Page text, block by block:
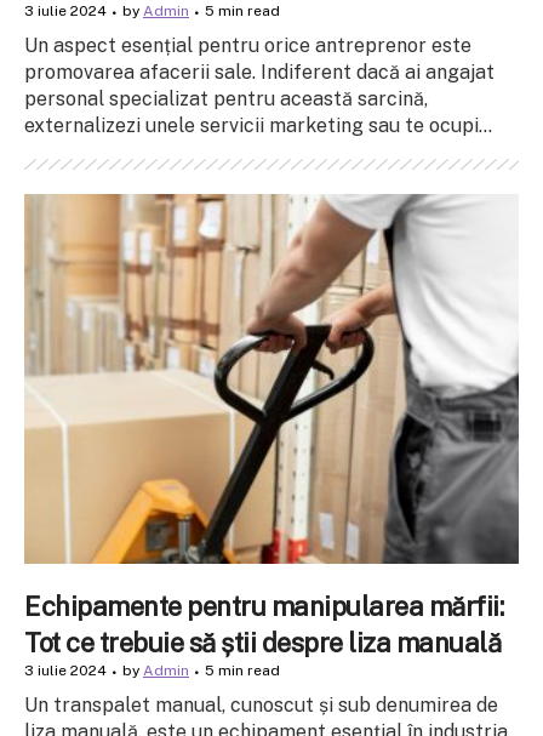
3 iulie 2024 by Admin 5 min read
Un aspect esențial pentru orice antreprenor este
promovarea afacerii sale. Indiferent dacă ai angajat
personal specializat pentru această sarcină,
externalizezi unele servicii marketing sau te ocupi...
Echipamente pentru manipularea mărfii:
Tot ce trebuie să știi despre liza manuală
3 iulie 2024 by Admin 5 min read
Un transpalet manual, cunoscut și sub denumirea de